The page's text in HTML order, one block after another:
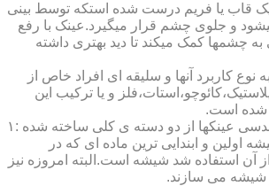
قاب یا فریم درست شده استکه توسط بینی
و جلوی چشم قرار میگیرد.عینک با رفع
به چشمها کمک میکند تا دید بهتری داشته
کاربرد آنها و سلیقه ای افراد خاص از
و یا ترکیب این
شده است.
عدسی یا لنز :جنس عدسی عینکها از دو دسته ی کلی ساخته شده :۱
شیشه اولین و ابندایی ترین ماده ای که در
استفاده شد شیشه است.البته امروزه نیز
شیشه می سازند.